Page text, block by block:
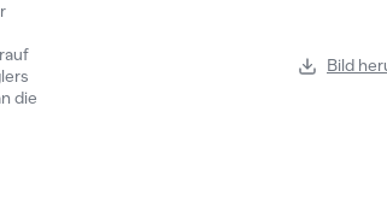
die
Bild